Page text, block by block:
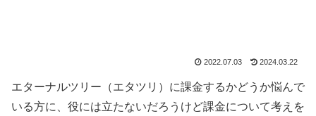
2022.07.03 2024.03.22
エターナルツリー（エタツリ）に課金するかどうか悩んで
いる方に、役には立たないだろうけど課金について考えを